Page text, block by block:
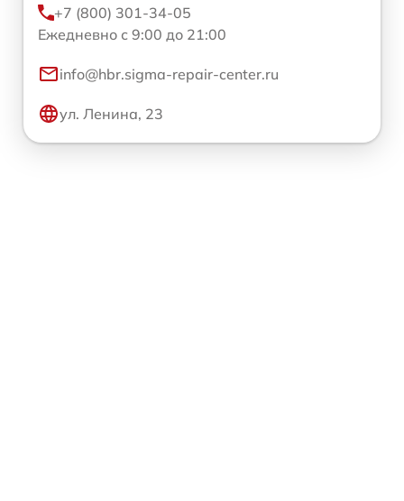
+7 (800) 301-34-05
Ежедневно с 9:00 до 21:00
info@hbr.sigma-repair-center.ru
ул. Ленина, 23